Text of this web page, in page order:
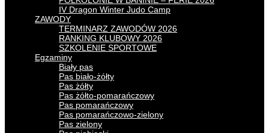
IV Dragon Winter Judo Camp
ZAWODY
TERMINARZ ZAWODÓW 2026
RANKING KLUBOWY 2026
SZKOLENIE SPORTOWE
Egzaminy
Biały pas
Pas biało-żółty
Pas żółty
Pas żółto-pomarańczowy
Pas pomarańczowy
Pas pomarańczowo-zielony
Pas zielony